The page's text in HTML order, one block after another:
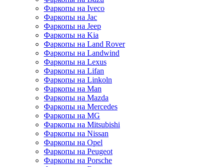
Фаркопы на Iveco
Фаркопы на Jac
Фаркопы на Jeep
Фаркопы на Kia
Фаркопы на Land Rover
Фаркопы на Landwind
Фаркопы на Lexus
Фаркопы на Lifan
Фаркопы на Linkoln
Фаркопы на Man
Фаркопы на Mazda
Фаркопы на Mercedes
Фаркопы на MG
Фаркопы на Mitsubishi
Фаркопы на Nissan
Фаркопы на Opel
Фаркопы на Peugeot
Фаркопы на Porsche